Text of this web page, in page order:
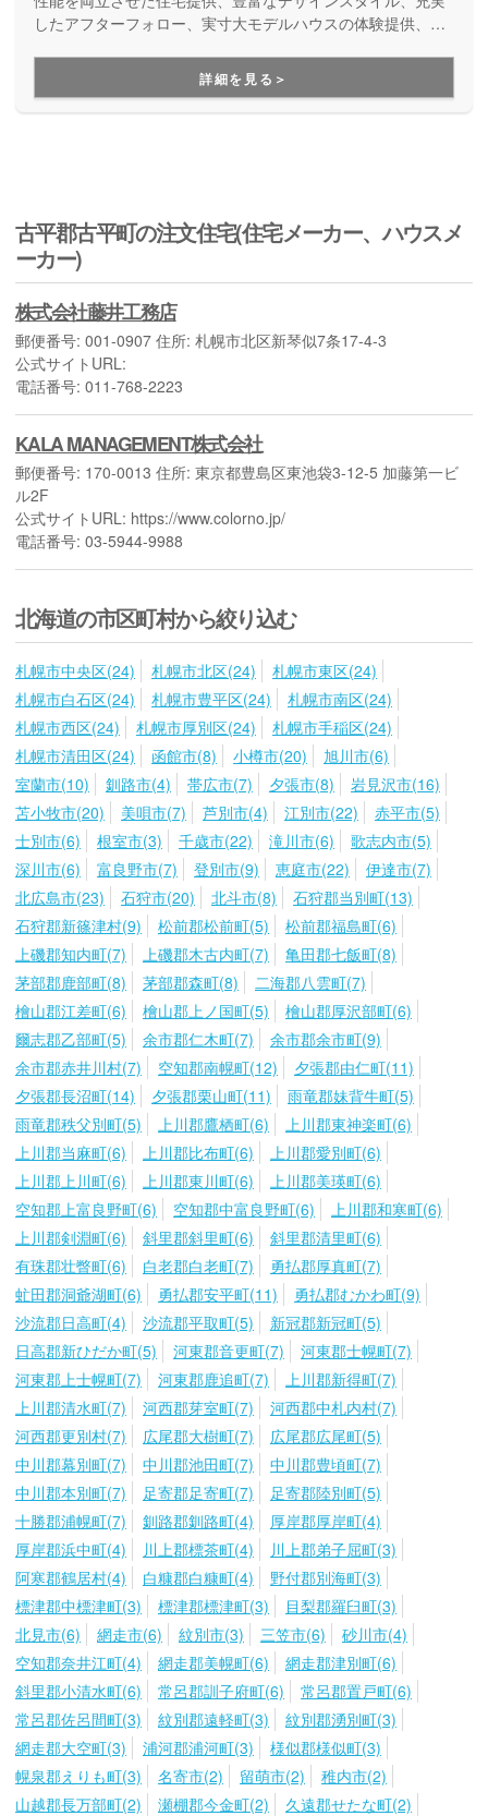
わせた自由設計はもちろん、平屋から5LDKまで多彩
ランまで豊富なご提案が可能です。
したアフターフォロー、実寸大モデルハウスの体験提供、そ
により、顧客に高い満足度を提供しています。
詳細を見る＞
古平郡古平町の注文住宅(住宅メーカー、ハウスメ
ーカー)
株式会社藤井工務店
郵便番号: 001-0907 住所: 札幌市北区新琴似7条17-4-3
公式サイトURL:
電話番号: 011-768-2223
KALA MANAGEMENT株式会社
郵便番号: 170-0013 住所: 東京都豊島区東池袋3-12-5 加藤第一ビ
ル2F
公式サイトURL: https://www.colorno.jp/
電話番号: 03-5944-9988
北海道の市区町村から絞り込む
札幌市中央区(24) 札幌市北区(24)
札幌市東区(24)
札幌市白石区(24)
札幌市豊平区(24)
札幌市南区(24)
札幌市西区(24)
札幌市厚別区(24)
札幌市手稲区(24)
札幌市清田区(24)
函館市(8) 小樽市(20)
旭川市(6)
室蘭市(10)
釧路市(4) 帯広市(7) 夕張市(8)
岩見沢市(16)
苫小牧市(20)
美唄市(7) 芦別市(4) 江別市(22)
赤平市(5)
士別市(6)
根室市(3) 千歳市(22) 滝川市(6)
歌志内市(5)
深川市(6)
富良野市(7) 登別市(9) 恵庭市(22)
伊達市(7)
北広島市(23)
石狩市(20) 北斗市(8)
石狩郡当別町(13)
石狩郡新篠津村(9)
松前郡松前町(5)
松前郡福島町(6)
上磯郡知内町(7)
上磯郡木古内町(7)
亀田郡七飯町(8)
茅部郡鹿部町(8)
茅部郡森町(8)
二海郡八雲町(7)
檜山郡江差町(6)
檜山郡上ノ国町(5)
檜山郡厚沢部町(6)
爾志郡乙部町(5)
余市郡仁木町(7)
余市郡余市町(9)
余市郡赤井川村(7)
空知郡南幌町(12)
夕張郡由仁町(11)
夕張郡長沼町(14)
夕張郡栗山町(11)
雨竜郡妹背牛町(5)
雨竜郡秩父別町(5)
上川郡鷹栖町(6)
上川郡東神楽町(6)
上川郡当麻町(6)
上川郡比布町(6)
上川郡愛別町(6)
上川郡上川町(6)
上川郡東川町(6)
上川郡美瑛町(6)
空知郡上富良野町(6)
空知郡中富良野町(6)
上川郡和寒町(6)
上川郡剣淵町(6)
斜里郡斜里町(6)
斜里郡清里町(6)
有珠郡壮瞥町(6)
白老郡白老町(7)
勇払郡厚真町(7)
虻田郡洞爺湖町(6)
勇払郡安平町(11)
勇払郡むかわ町(9)
沙流郡日高町(4)
沙流郡平取町(5)
新冠郡新冠町(5)
日高郡新ひだか町(5)
河東郡音更町(7)
河東郡士幌町(7)
河東郡上士幌町(7)
河東郡鹿追町(7)
上川郡新得町(7)
上川郡清水町(7)
河西郡芽室町(7)
河西郡中札内村(7)
河西郡更別村(7)
広尾郡大樹町(7)
広尾郡広尾町(5)
中川郡幕別町(7)
中川郡池田町(7)
中川郡豊頃町(7)
中川郡本別町(7)
足寄郡足寄町(7)
足寄郡陸別町(5)
十勝郡浦幌町(7)
釧路郡釧路町(4)
厚岸郡厚岸町(4)
厚岸郡浜中町(4)
川上郡標茶町(4)
川上郡弟子屈町(3)
阿寒郡鶴居村(4)
白糠郡白糠町(4)
野付郡別海町(3)
標津郡中標津町(3)
標津郡標津町(3)
目梨郡羅臼町(3)
北見市(6)
網走市(6) 紋別市(3) 三笠市(6)
砂川市(4)
空知郡奈井江町(4)
網走郡美幌町(6)
網走郡津別町(6)
斜里郡小清水町(6)
常呂郡訓子府町(6)
常呂郡置戸町(6)
常呂郡佐呂間町(3)
紋別郡遠軽町(3)
紋別郡湧別町(3)
網走郡大空町(3)
浦河郡浦河町(3)
様似郡様似町(3)
幌泉郡えりも町(3)
名寄市(2) 留萌市(2)
稚内市(2)
山越郡長万部町(2)
瀬棚郡今金町(2)
久遠郡せたな町(2)